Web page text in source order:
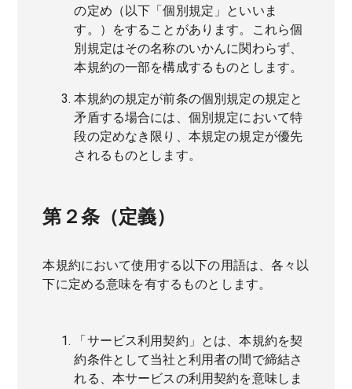
の定め（以下「個別規定」といいま
す。）をすることがあります。これら個
別規定はその名称のいかんに関わらず、
本規約の一部を構成するものとします。
本規約の規定が前条の個別規定の規定と
矛盾する場合には、個別規定において特
段の定めなき限り、本規定の規定が優先
されるものとします。
第２条（定義）
本規約において使用する以下の用語は、各々以
下に定める意味を有するものとします。
「サービス利用契約」とは、本規約を契
約条件として当社と利用者の間で締結さ
れる、本サービスの利用契約を意味しま